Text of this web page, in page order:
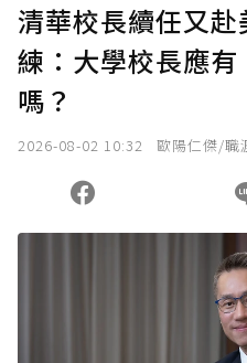
清華校長續任又
練：大學校長應
嗎？
2026-08-02 10:32 歐陽仁傑/職